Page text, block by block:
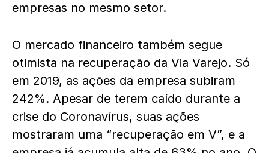
empresas no mesmo setor.
O mercado financeiro também segue
otimista na recuperação da Via Varejo. Só
em 2019, as ações da empresa subiram
242%. Apesar de terem caído durante a
crise do Coronavírus, suas ações
mostraram uma “recuperação em V”, e a